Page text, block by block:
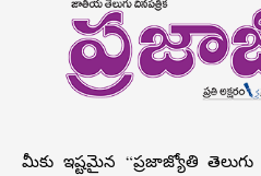
మీకు ఇష్టమైన “ప్రజాజ్యోతి